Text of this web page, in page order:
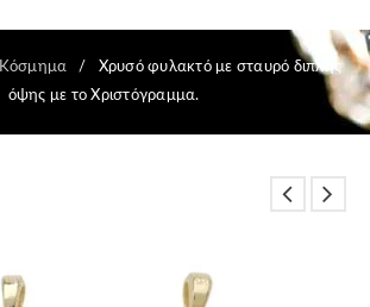
Κόσμημα /
Χρυσό φυλακτό με σταυρό διπλής
όψης με το Χριστόγραμμα.